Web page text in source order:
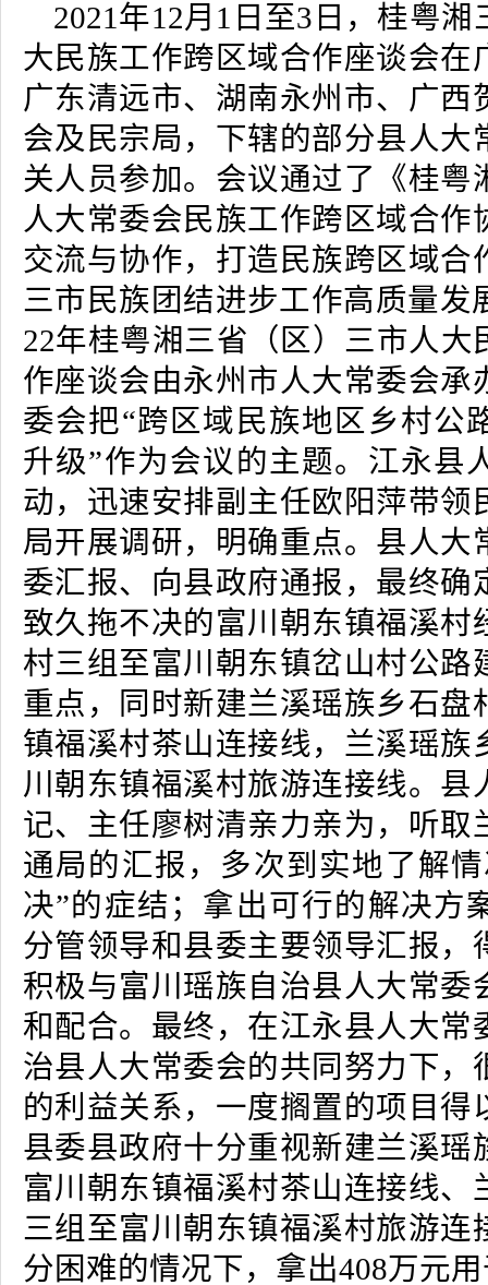
2021年12月1日至3日，桂粤
大民族工作跨区域合作座谈会在
广东清远市、湖南永州市、广西
会及民宗局，下辖的部分县人大
关人员参加。会议通过了《桂粤
人大常委会民族工作跨区域合作
交流与协作，打造民族跨区域合
三市民族团结进步工作高质量发
22年桂粤湘三省（区）三市人大
作座谈会由永州市人大常委会承
委会把“跨区域民族地区乡村公
升级”作为会议的主题。江永县
动，迅速安排副主任欧阳萍带领
局开展调研，明确重点。县人大
委汇报、向县政府通报，最终确
致久拖不决的富川朝东镇福溪村
村三组至富川朝东镇岔山村公路
重点，同时新建兰溪瑶族乡石盘
镇福溪村茶山连接线，兰溪瑶族
川朝东镇福溪村旅游连接线。县
记、主任廖树清亲力亲为，听取
通局的汇报，多次到实地了解
决”的症结；拿出可行的解决方
分管领导和县委主要领导汇报，
积极与富川瑶族自治县人大常委
和配合。最终，在江永县人大常
治县人大常委会的共同努力下，
的利益关系，一度搁置的项目得
县委县政府十分重视新建兰溪瑶
富川朝东镇福溪村茶山连接线、
三组至富川朝东镇福溪村旅游连
分困难的情况下，拿出408万元